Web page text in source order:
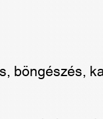
böngészés,